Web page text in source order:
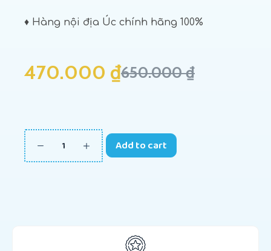
♦ Hàng nội địa Úc chính hãng 100%
650.000₫
470.000 ₫
Add to cart